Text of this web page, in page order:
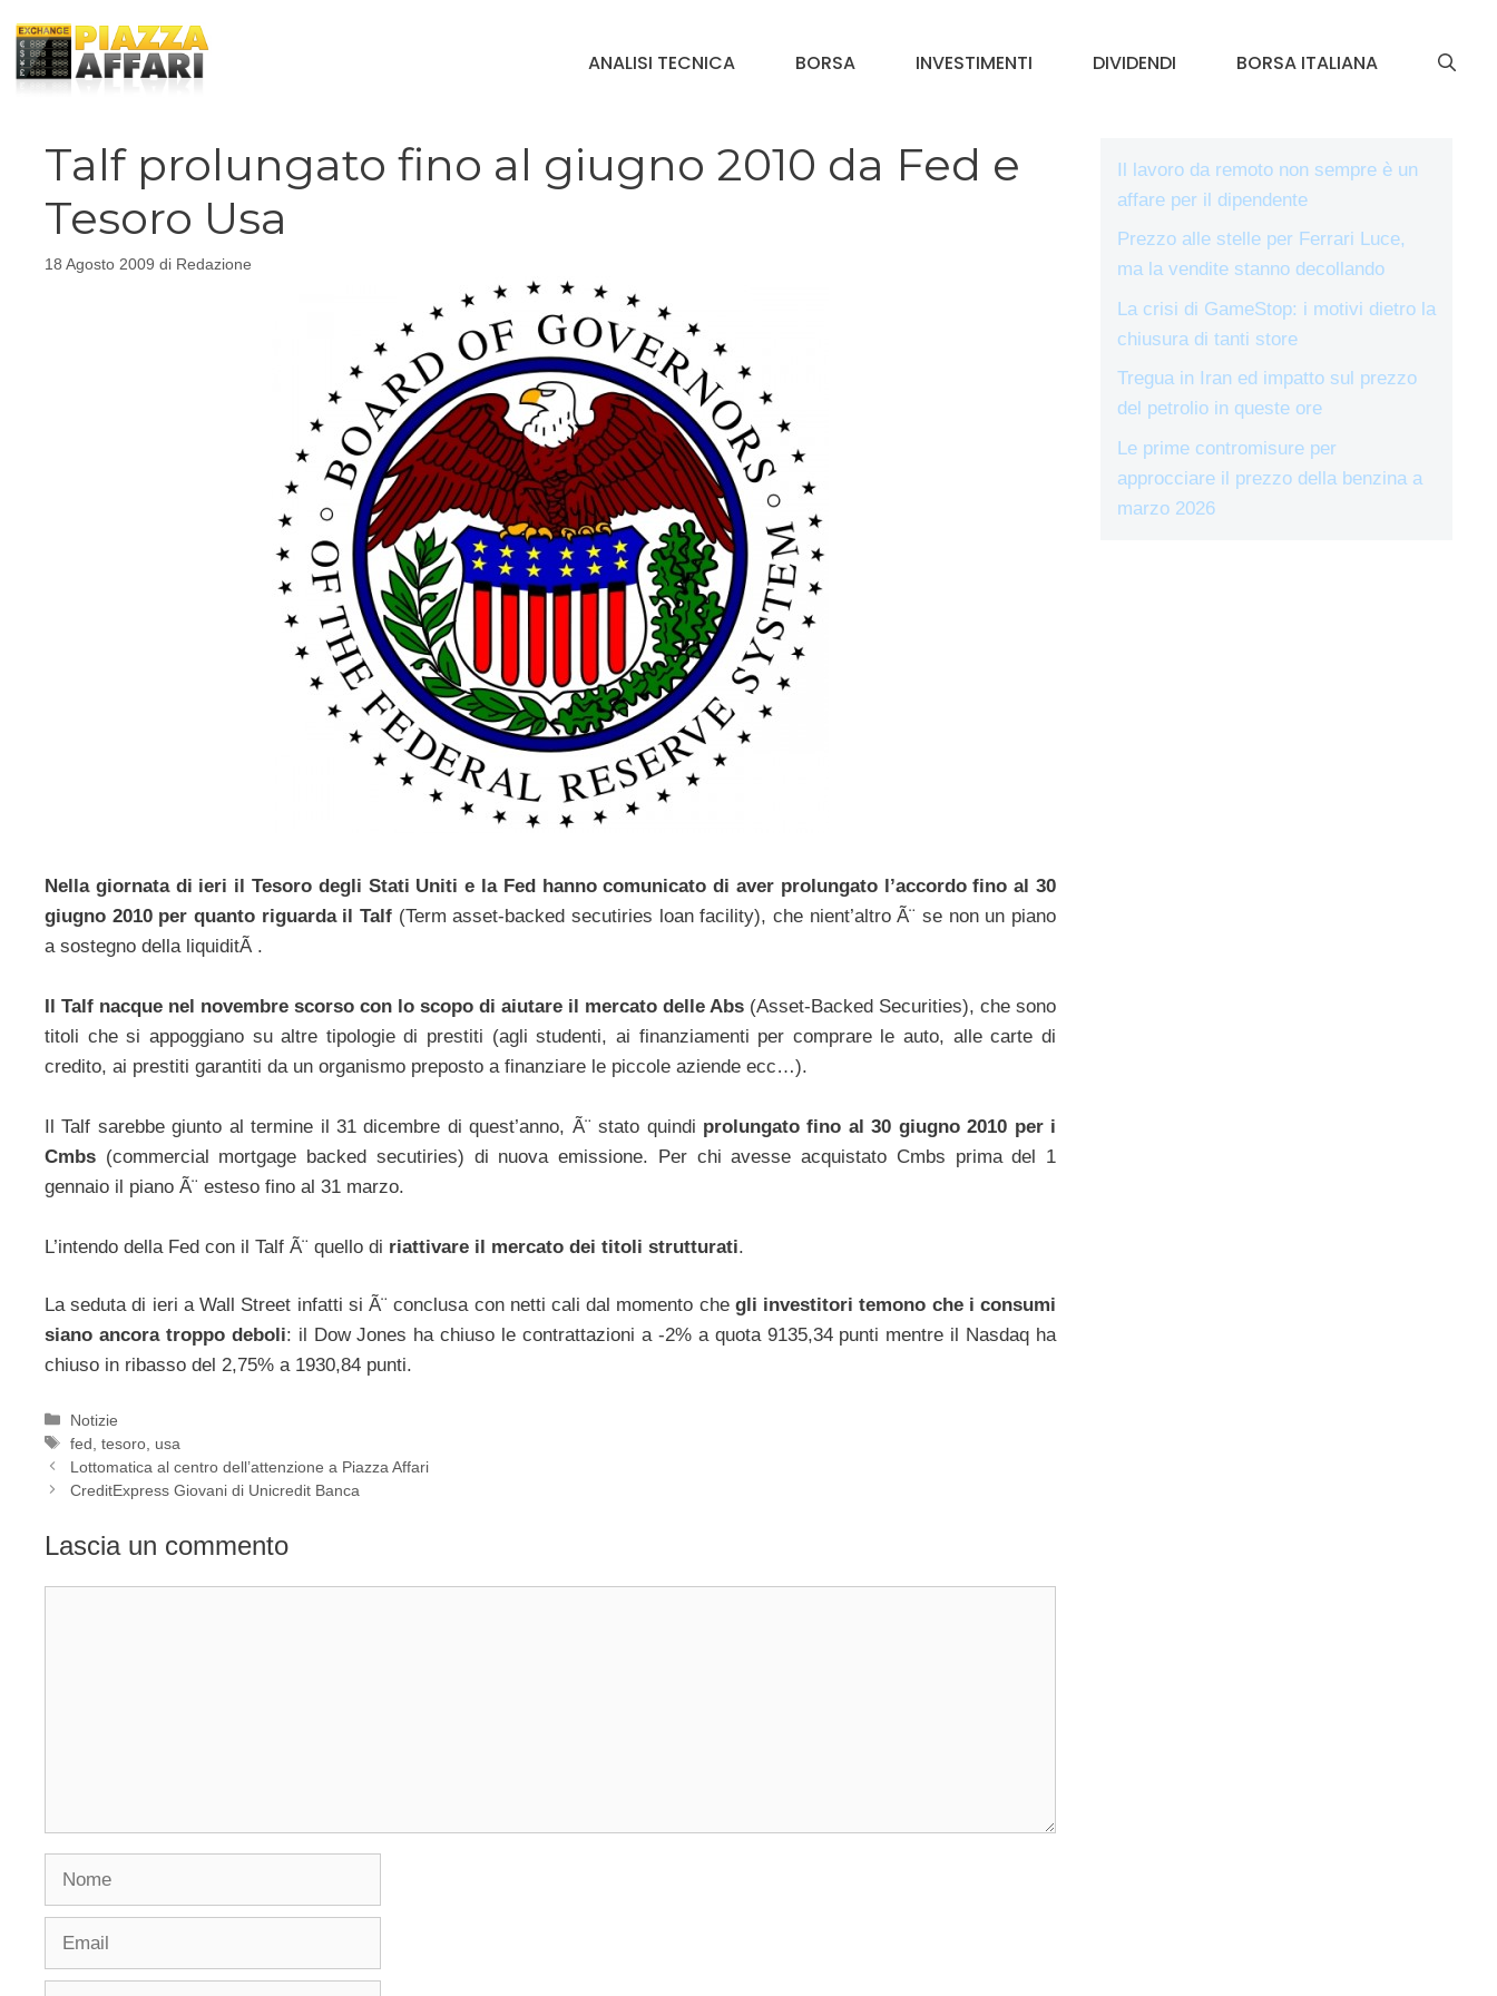
contenuto
ANALISI TECNICA BORSA INVESTIMENTI DIVIDENDI BORSA ITALIANA
Talf prolungato fino al giugno 2010 da Fed e
Tesoro Usa
18 Agosto 2009 di Redazione
Nella giornata di ieri il Tesoro degli Stati Uniti e la Fed hanno comunicato di aver prolungato l’accordo fino al 30
giugno 2010 per quanto riguarda il Talf (Term asset-backed secutiries loan facility), che nient’altro Ã¨ se non un piano
a sostegno della liquiditÃ .
Il Talf nacque nel novembre scorso con lo scopo di aiutare il mercato delle Abs (Asset-Backed Securities), che sono
titoli che si appoggiano su altre tipologie di prestiti (agli studenti, ai finanziamenti per comprare le auto, alle carte di
credito, ai prestiti garantiti da un organismo preposto a finanziare le piccole aziende ecc…).
Il Talf sarebbe giunto al termine il 31 dicembre di quest’anno, Ã¨ stato quindi prolungato fino al 30 giugno 2010 per i
Cmbs (commercial mortgage backed secutiries) di nuova emissione. Per chi avesse acquistato Cmbs prima del 1
gennaio il piano Ã¨ esteso fino al 31 marzo.
L’intendo della Fed con il Talf Ã¨ quello di riattivare il mercato dei titoli strutturati.
La seduta di ieri a Wall Street infatti si Ã¨ conclusa con netti cali dal momento che gli investitori temono che i consumi
siano ancora troppo deboli: il Dow Jones ha chiuso le contrattazioni a -2% a quota 9135,34 punti mentre il Nasdaq ha
chiuso in ribasso del 2,75% a 1930,84 punti.
Categorie
Notizie
Tag
fed ,tesoro usa
Lottomatica al centro dell’attenzione a Piazza Affari
CreditExpress Giovani di Unicredit Banca
Lascia un commento
Nome
Email
Il lavoro da remoto non sempre è un
affare per il dipendente
Prezzo alle stelle per Ferrari Luce,
ma la vendite stanno decollando
La crisi di GameStop: i motivi dietro la
chiusura di tanti store
Tregua in Iran ed impatto sul prezzo
del petrolio in queste ore
Le prime contromisure per
approcciare il prezzo della benzina a
marzo 2026